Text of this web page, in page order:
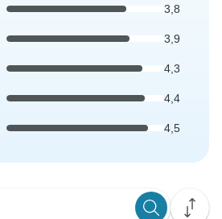
3,8
3,9
4,3
4,4
4,5